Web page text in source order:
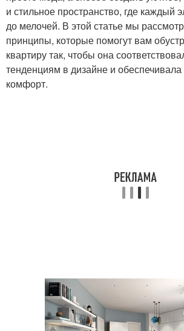
и стильное пространство, где каждый
до мелочей. В этой статье мы
принципы, которые помогут вам
квартиру так, чтобы она
тенденциям в дизайне и
комфорт.